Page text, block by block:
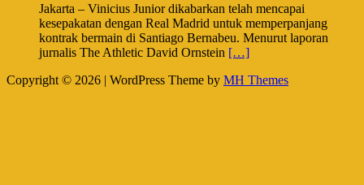
Jakarta – Vinicius Junior dikabarkan telah mencapai
kesepakatan dengan Real Madrid untuk memperpanjang
kontrak bermain di Santiago Bernabeu. Menurut laporan
jurnalis The Athletic David Ornstein […]
Copyright © 2026 | WordPress Theme by MH Themes